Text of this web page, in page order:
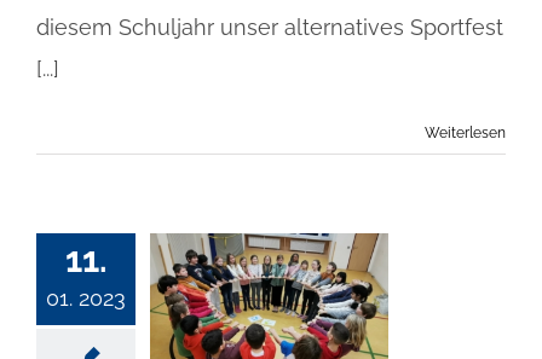
diesem Schuljahr unser alternatives Sportfest
[...]
Weiterlesen
11.
01. 2023
Besuch von
KLARO